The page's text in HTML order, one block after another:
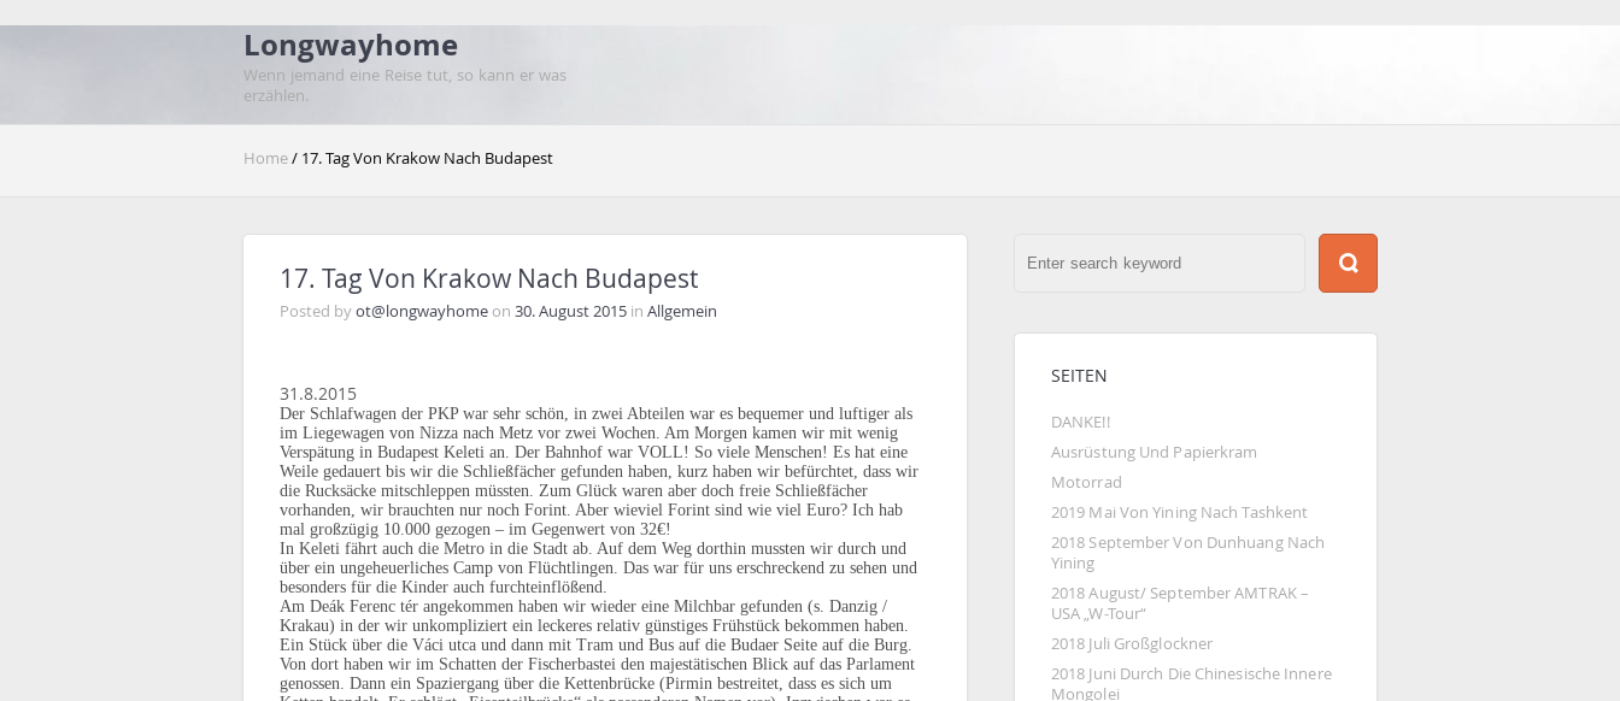
Longwayhome
Wenn jemand eine Reise tut, so kann er was
erzählen.
Home/ 17. Tag Von Krakow Nach Budapest
17. Tag Von Krakow Nach Budapest
Posted byot@longwayhome on 30. August 2015 in Allgemein
31.8.2015
Der Schlafwagen der PKP war sehr schön, in zwei Abteilen war es bequemer und luftiger als
im Liegewagen von Nizza nach Metz vor zwei Wochen. Am Morgen kamen wir mit wenig
Verspätung in Budapest Keleti an. Der Bahnhof war VOLL! So viele Menschen! Es hat eine
Weile gedauert bis wir die Schließfächer gefunden haben, kurz haben wir befürchtet, dass wir
die Rucksäcke mitschleppen müssten. Zum Glück waren aber doch freie Schließfächer
vorhanden, wir brauchten nur noch Forint. Aber wieviel Forint sind wie viel Euro? Ich hab
mal großzügig 10.000 gezogen – im Gegenwert von 32€!
In Keleti fährt auch die Metro in die Stadt ab. Auf dem Weg dorthin mussten wir durch und
über ein ungeheuerliches Camp von Flüchtlingen. Das war für uns erschreckend zu sehen und
besonders für die Kinder auch furchteinflößend.
Am Deák Ferenc tér angekommen haben wir wieder eine Milchbar gefunden (s. Danzig /
Krakau) in der wir unkompliziert ein leckeres relativ günstiges Frühstück bekommen haben.
Ein Stück über die Váci utca und dann mit Tram und Bus auf die Budaer Seite auf die Burg.
Von dort haben wir im Schatten der Fischerbastei den majestätischen Blick auf das Parlament
genossen. Dann ein Spaziergang über die Kettenbrücke (Pirmin bestreitet, dass es sich um
SEITEN
DANKE!!
Ausrüstung Und Papierkram
Motorrad
2019 Mai Von Yining Nach Tashkent
2018 September Von Dunhuang Nach
Yining
2018 August/ September AMTRAK –
USA „W-Tour“
2018 Juli Großglockner
2018 Juni Durch Die Chinesische Innere
Mongolei